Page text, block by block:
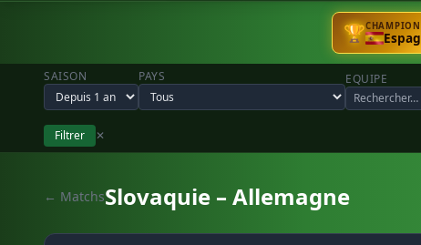
🏆
SAISON PAYS EQUIPE
Filtrer ✕
← MatchsSlovaquie – Allemagne